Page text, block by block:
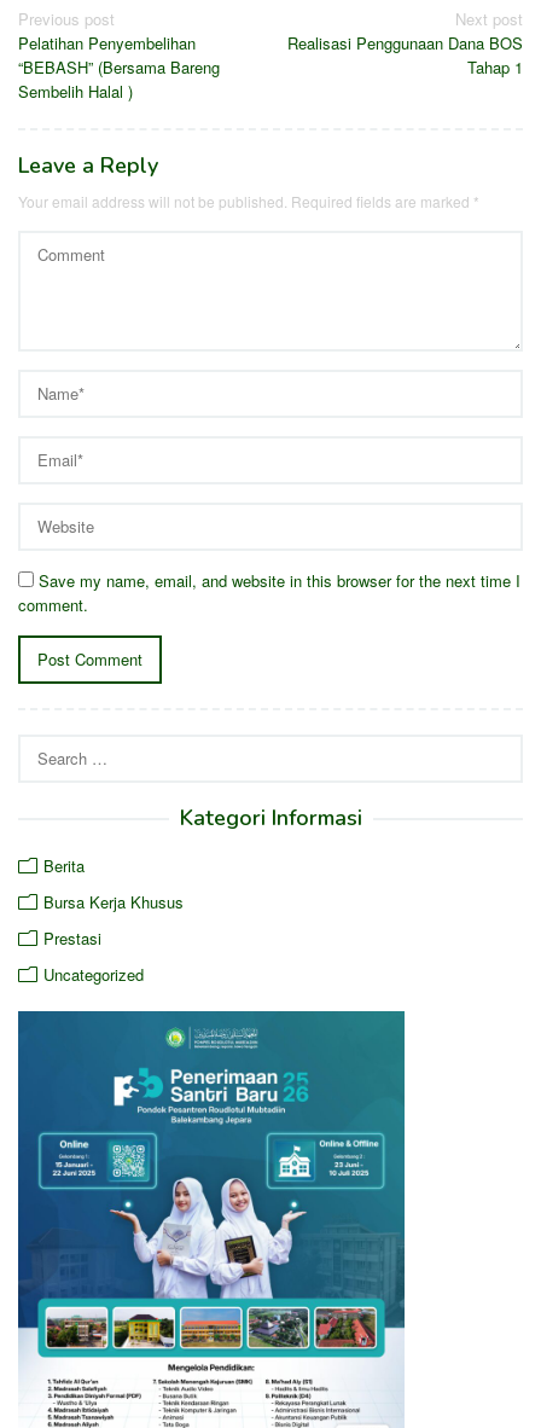
Post
navigation
Previous post
Pelatihan Penyembelihan
“BEBASH” (Bersama Bareng
Sembelih Halal )
Next post
Realisasi Penggunaan Dana BOS
Tahap 1
Leave a Reply
Your email address will not be published. Required fields are marked *
Save my name, email, and website in this browser for the next time I
comment.
for:
Kategori Informasi
Berita
Bursa Kerja Khusus
Prestasi
Uncategorized